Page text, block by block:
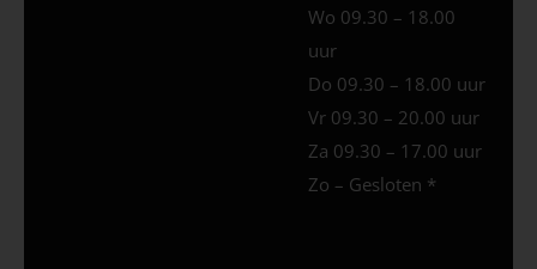
Wo 09.30 – 18.00
uur
Do 09.30 – 18.00 uur
Vr 09.30 – 20.00 uur
Za 09.30 – 17.00 uur
Zo – Gesloten *